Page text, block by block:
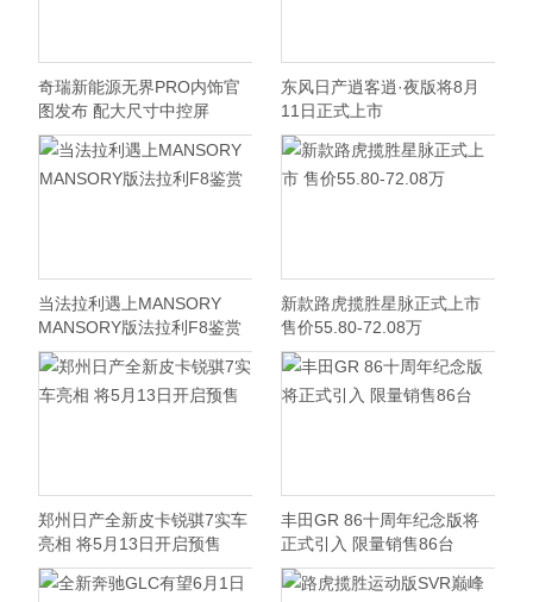
奇瑞新能源无界PRO内饰官
图发布 配大尺寸中控屏
东风日产逍客逍·夜版将8月
11日正式上市
当法拉利遇上MANSORY
MANSORY版法拉利F8鉴赏
新款路虎揽胜星脉正式上市
售价55.80-72.08万
郑州日产全新皮卡锐骐7实车
亮相 将5月13日开启预售
丰田GR 86十周年纪念版将
正式引入 限量销售86台